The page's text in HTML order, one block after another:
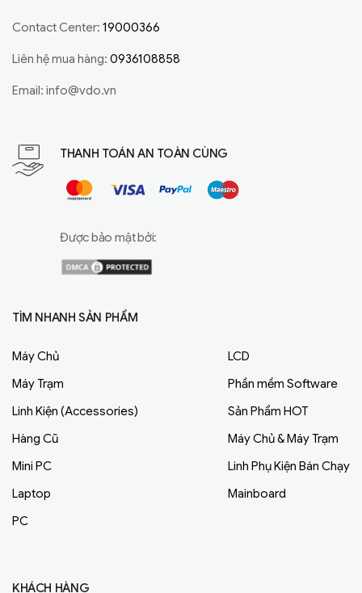
Contact Center: 19000366
Liên hệ mua hàng: 0936108858
Email: info@vdo.vn
THANH TOÁN AN TOÀN CÙNG
Được bảo mật bởi:
TÌM NHANH SẢN PHẨM
Máy Chủ
Máy Trạm
Linh Kiện (Accessories)
Hàng Cũ
Mini PC
Laptop
PC
LCD
Phần mềm Software
Sản Phẩm HOT
Máy Chủ & Máy Trạm
Linh Phụ Kiện Bán Chạy
Mainboard
KHÁCH HÀNG